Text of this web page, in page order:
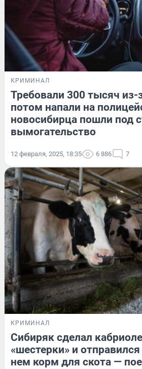
КРИМИНАЛ
Требовали 300 тысяч
потом напали на
новосибирца пошли под
вымогательство
12 февраля, 2025, 18:35 6 886 7
КРИМИНАЛ
Сибиряк сделал
«шестерки» и
нем корм для скота —